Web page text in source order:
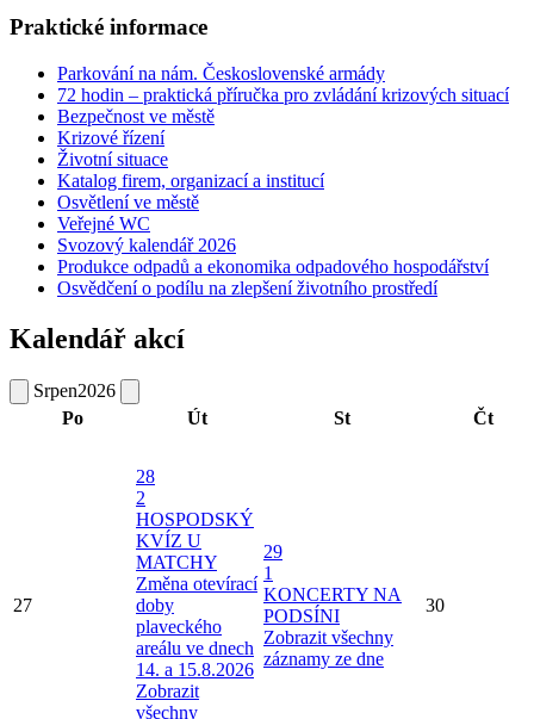
Praktické informace
Parkování na nám. Československé armády
72 hodin – praktická příručka pro zvládání krizových situací
Bezpečnost ve městě
Krizové řízení
Životní situace
Katalog firem, organizací a institucí
Osvětlení ve městě
Veřejné WC
Svozový kalendář 2026
Produkce odpadů a ekonomika odpadového hospodářství
Osvědčení o podílu na zlepšení životního prostředí
Kalendář akcí
Srpen2026
Po
Út St Čt
27
28
2
HOSPODSKÝ
KVÍZ U
MATCHY
Změna otevírací
doby
plaveckého
areálu ve dnech
14. a 15.8.2026
Zobrazit
všechny
29
1
KONCERTY NA
PODSÍNI
Zobrazit všechny
záznamy ze dne
30